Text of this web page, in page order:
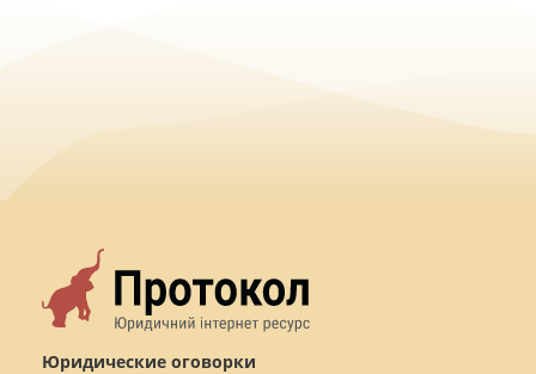
Юридические оговорки